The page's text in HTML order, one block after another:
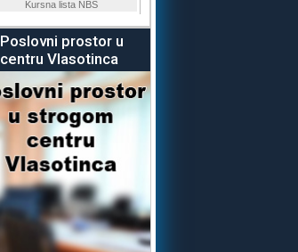
Poslovni prostor u
centru Vlasotinca